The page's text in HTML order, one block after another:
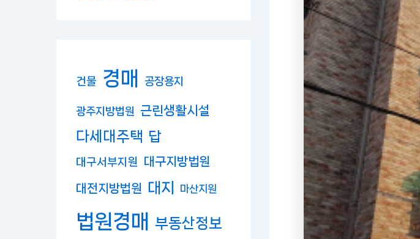
건물 경매 공장용지
광주지방법원 근린생활시설
다세대주택 답
대구서부지원 대구지방법원
대전지방법원 대지 마산지원
법원경매
부동산정보